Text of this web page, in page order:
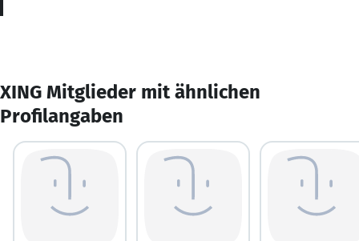
XING Mitglieder mit ähnlichen
Profilangaben